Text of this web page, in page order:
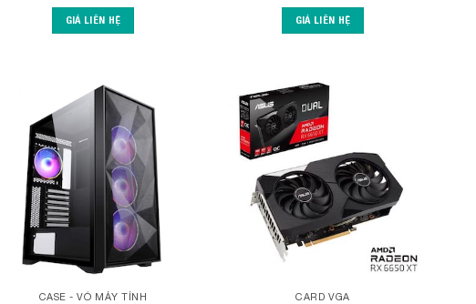
GIÁ LIÊN HỆ GIÁ LIÊN HỆ
Add to
Wishlist
CASE - VỎ MÁY TÍNH CARD VGA